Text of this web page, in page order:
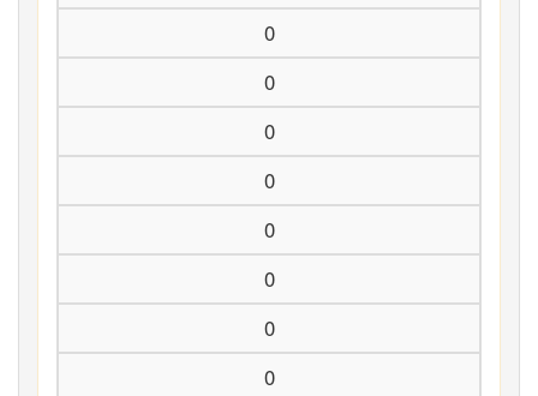
0
0
0
0
0
0
0
0